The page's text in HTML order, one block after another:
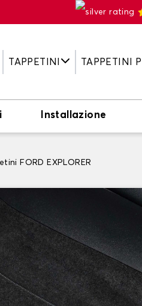
TAPPETINI TAPPETINI
Installazione
FORD EXPLORER